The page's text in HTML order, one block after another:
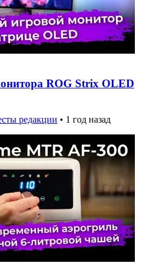
ROG Strix OLED
редакции • 1 год назад